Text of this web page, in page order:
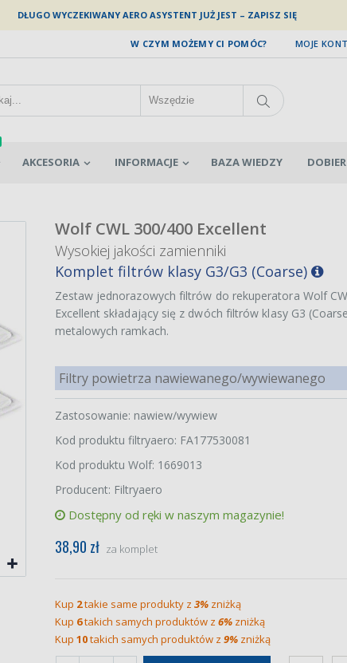
DŁUGO WYCZEKIWANY AERO ASYSTENT JUŻ JEST – ZAPISZ SIĘ
MOJE
W CZYM MOŻEMY CI POMÓC?
AKCESORIA INFORMACJE BAZA WIEDZY
Wolf CWL 300/400 Excellent
Wysokiej jakości zamienniki
Komplet filtrów klasy G3/G3 (Coarse)
Zestaw jednorazowych filtrów do rekuperatora Wolf
Excellent składający się z dwóch filtrów klasy G3
metalowych ramkach.
Filtry powietrza nawiewanego/wywiewanego
Zastosowanie: nawiew/wywiew
Kod produktu filtryaero: FA177530081
Kod produktu Wolf: 1669013
Producent: Filtryaero
Dostępny od ręki w naszym magazynie!
38,90 zł za komplet
Kup 2takie same produkty z 3%zniżką
Kup 6takich samych produktów z 6%zniżką
Kup 10takich samych produktów z 9%zniżką